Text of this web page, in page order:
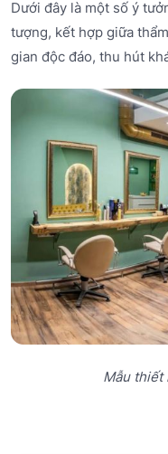
Dưới đây là một số ý
tượng, kết hợp giữa
gian độc đáo, thu hút
Mẫu thiết